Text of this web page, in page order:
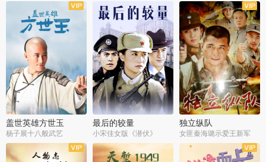
全36集
盖世英雄方世玉
杨子展十八般武艺
全28集
最后的较量
小宋佳女版《潜伏》
全44集
独立纵队
女匪秦海璐示爱王新军
全40集
全30集 全43集